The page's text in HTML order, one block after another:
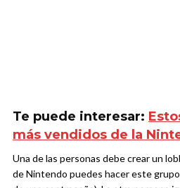
Te puede interesar:
más vendidos de la
Una de las personas debe crear un
de Nintendo puedes hacer este